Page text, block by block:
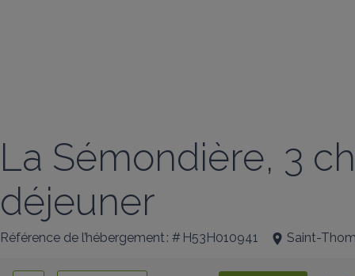
La Sémondière, 3
déjeuner
Référence de l’hébergement : # H53H010941 Saint-